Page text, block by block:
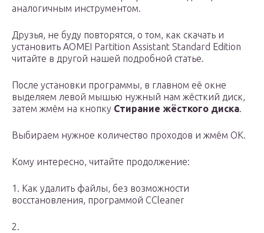
аналогичным инструментом.
Друзья, не буду повторятся, о том, как скачать и
установить AOMEI Partition Assistant Standard Edition
читайте в другой нашей подробной статье.
После установки программы, в главном её окне
выделяем левой мышью нужный нам жёсткий диск,
затем жмём на кнопку Стирание жёсткого диска.
Выбираем нужное количество проходов и жмём ОК.
Кому интересно, читайте продолжение:
1. Как удалить файлы, без возможности
восстановления, программой CCleaner
2.